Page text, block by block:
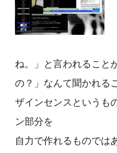
ね。」と言われること
の？」なんて聞かれる
ザインセンスというも
ン部分を
自力で作れるものでは